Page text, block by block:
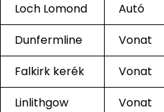
Loch Lomond Autó
Dunfermline
Vonat
Falkirk kerék
Vonat
Linlithgow
Vonat